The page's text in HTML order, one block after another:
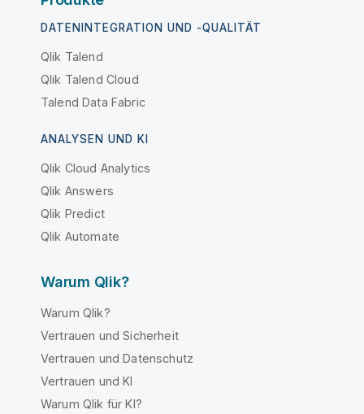
DATENINTEGRATION UND -QUALITÄT
Qlik Talend
Qlik Talend Cloud
Talend Data Fabric
ANALYSEN UND KI
Qlik Cloud Analytics
Qlik Answers
Qlik Predict
Qlik Automate
Warum Qlik?
Warum Qlik?
Vertrauen und Sicherheit
Vertrauen und Datenschutz
Vertrauen und KI
Warum Qlik für KI?